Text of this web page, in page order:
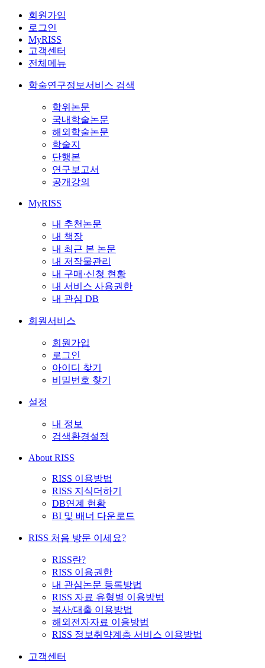
회원가입
로그인
MyRISS
고객센터
전체메뉴
학술연구정보서비스 검색
학위논문
국내학술논문
해외학술논문
학술지
단행본
연구보고서
공개강의
MyRISS
내 추천논문
내 책장
내 최근 본 논문
내 저작물관리
내 구매·신청 현황
내 서비스 사용권한
내 관심 DB
회원서비스
회원가입
로그인
아이디 찾기
비밀번호 찾기
설정
내 정보
검색환경설정
About RISS
RISS 이용방법
RISS 지식더하기
DB연계 현황
BI 및 배너 다운로드
RISS 처음 방문 이세요?
RISS란?
RISS 이용권한
내 관심논문 등록방법
RISS 자료 유형별 이용방법
복사/대출 이용방법
해외전자자료 이용방법
RISS 정보취약계층 서비스 이용방법
고객센터